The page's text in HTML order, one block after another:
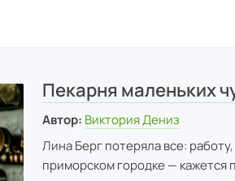
Пекарня маленьких
Автор: Виктория Дениз
Лина Берг потеряла все:
приморском городке — кажется